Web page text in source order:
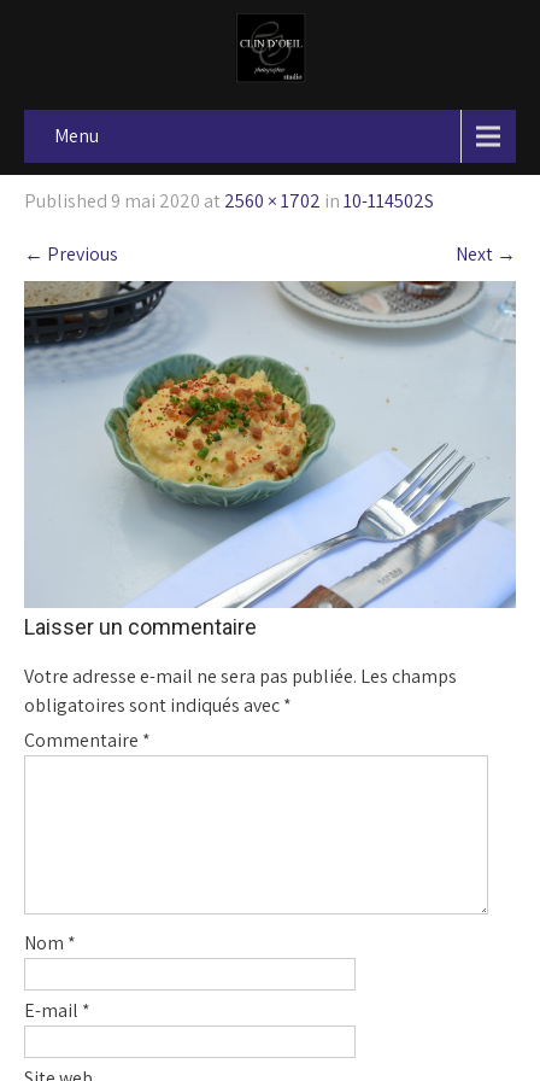
Menu
Published 9 mai 2020 at 2560 × 1702 in10-114502S
← Previous Next →
Laisser un commentaire
Votre adresse e-mail ne sera pas publiée. Les champs
obligatoires sont indiqués avec*
Commentaire *
Nom *
E-mail *